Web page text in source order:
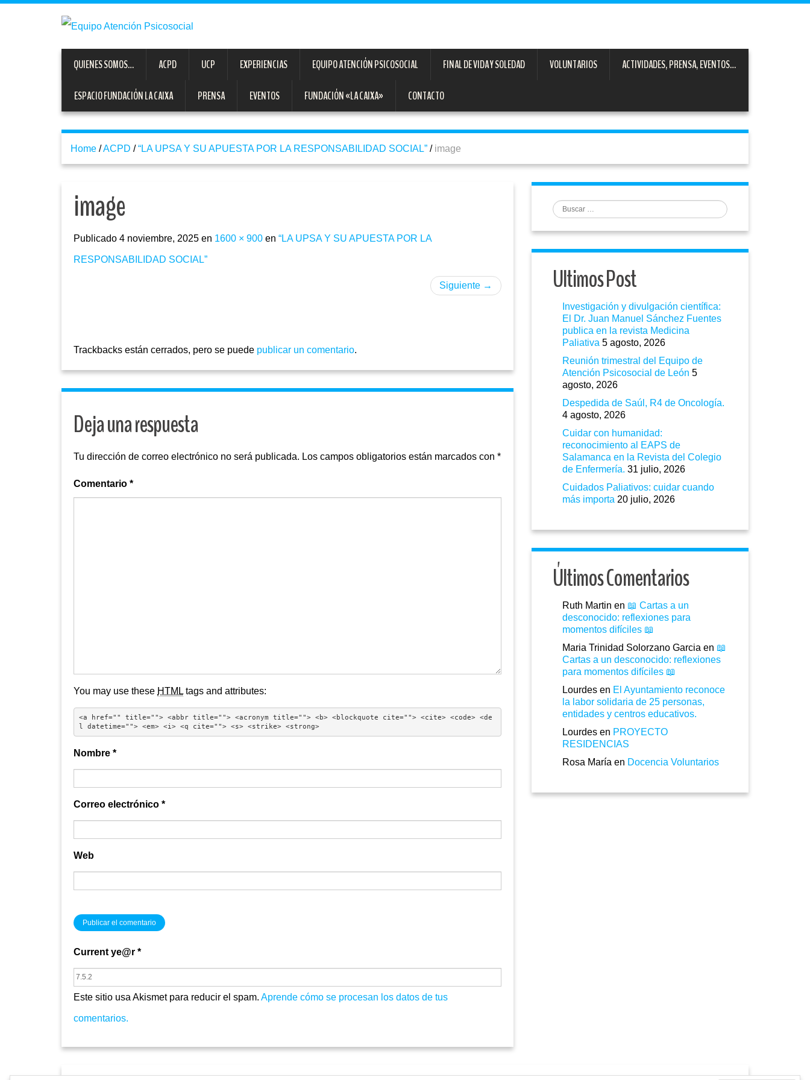
QUIENES SOMOS… ACPD UCP EXPERIENCIAS EQUIPO ATENCIÓN PSICOSOCIAL FINAL DE VIDA Y SOLEDAD VOLUNTARIOS ACTIVIDADES, PRENSA, EVENTOS…
ESPACIO FUNDACIÓN LA CAIXA PRENSA EVENTOS FUNDACIÓN «LA CAIXA» CONTACTO
Home /ACPD / “LA UPSA Y SU APUESTA POR LA RESPONSABILIDAD SOCIAL” / image
image
Publicado 4 noviembre, 2025 en 1600 × 900 en “LA UPSA Y SU APUESTA POR LA
RESPONSABILIDAD SOCIAL”
Siguiente →
Trackbacks están cerrados, pero se puede publicar un comentario.
Deja una respuesta
Tu dirección de correo electrónico no será publicada. Los campos obligatorios están marcados con *
Comentario *
You may use these HTML tags and attributes:
<a href="" title=""> <abbr title=""> <acronym title=""> <b> <blockquote cite=""> <cite> <code> <de
l datetime=""> <em> <i> <q cite=""> <s> <strike> <strong>
Nombre *
Correo electrónico *
Web
Current ye@r *
Este sitio usa Akismet para reducir el spam. Aprende cómo se procesan los datos de tus
comentarios.
Buscar
Ultimos Post
Investigación y divulgación científica:
El Dr. Juan Manuel Sánchez Fuentes
publica en la revista Medicina
Paliativa 5 agosto, 2026
Reunión trimestral del Equipo de
Atención Psicosocial de León 5
agosto, 2026
Despedida de Saúl, R4 de Oncología.
4 agosto, 2026
Cuidar con humanidad:
reconocimiento al EAPS de
Salamanca en la Revista del Colegio
de Enfermería. 31 julio, 2026
Cuidados Paliativos: cuidar cuando
más importa 20 julio, 2026
Últimos Comentarios
Ruth Martin en 📖 Cartas a un
desconocido: reflexiones para
momentos difíciles 📖
Maria Trinidad Solorzano Garcia en 📖
Cartas a un desconocido: reflexiones
para momentos difíciles 📖
Lourdes en El Ayuntamiento reconoce
la labor solidaria de 25 personas,
entidades y centros educativos.
Lourdes en PROYECTO
RESIDENCIAS
Rosa María en Docencia Voluntarios